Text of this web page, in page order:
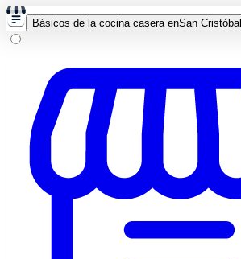
Básicos de la cocina casera enSan Cristóbal